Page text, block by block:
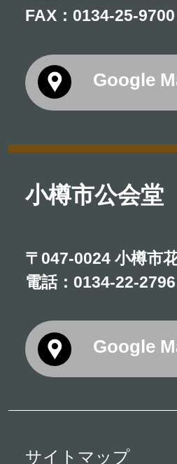
FAX：0134-25-9700
Google
小樽市公会堂
〒047-0024 小樽市
電話： 0134-22-2796
Google
サイトマップ